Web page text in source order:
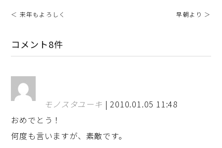
＜ 来年もよろしく 早朝より ＞
コメント8件
モノスタユーキ | 2010.01.05 11:48
おめでとう！
何度も言いますが、素敵です。